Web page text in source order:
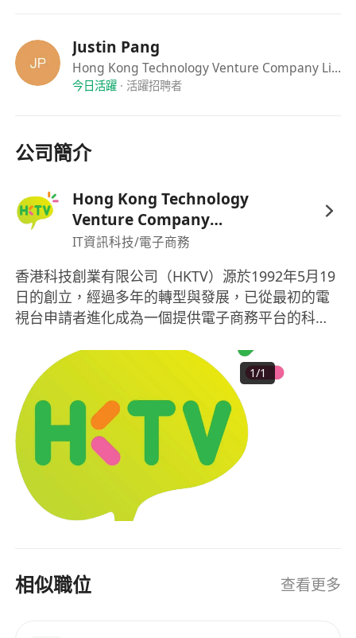
- 勤工獎
- 績效花紅
- 生日假及婚假*
- 員工8折購物優惠
- 穿梭巴士服務
* 為集團服務1年或以上之同事可享有
# 新人獎金細則 (如適用):
有關同事必須於過往從未受僱於本集團
有關同事必須於每次奬金發放日仍於本集團仼職
若有關同事於獎金發放日前已申請離職，將不會獲
如有任何爭議，集團將保留一切最終決定權
所有收集之資料只作招聘用途，絕對保密及只作招
聘之用途
Justin Pang
Hong Kong Technology Venture Company Limited(HKTV)
今日活躍· 活躍招聘者
公司簡介
Hong Kong Technology
Venture Company
Limited(HKTV)
IT資訊科技/電子商務
香港科技創業有限公司（HKTV）源於1992年5月19
日的創立，經過多年的轉型與發展，已從最初的電
視台申請者進化成為一個提供電子商務平台的科技
主要業務香港寬頻網絡後更名為香港電視網絡有限
公司，並嘗試進入香港的免費電視市場。然而，到
了2018年3月，HKTV宣布放棄其電視業務，對外宣
布將專注於其在線購物平台——HKTVmall，從而撤
回了其免費電視牌照的申請並將移動電視牌照歸還
給香港通訊局。隨後在2021年7月13日，HKTV將名
稱從香港電視網絡更改為香港科技創業有限公司，
標誌著公司業務的轉型完成。HKTV現以其電子商務
平台而聞名，運營香港最大的24小時在線購物商城
Shoalter Automation和Shoalter Technology，引
1/1
相似職位 查看更多